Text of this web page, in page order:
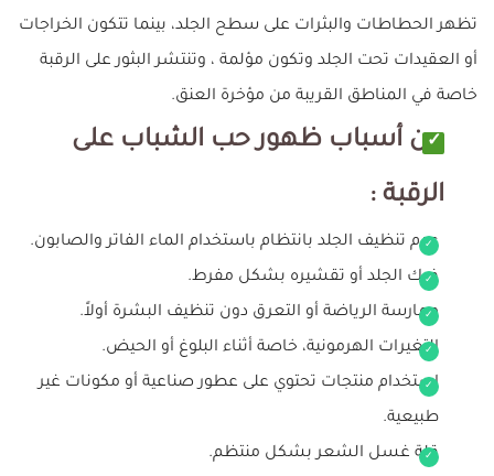
تظهر الحطاطات والبثرات على سطح الجلد، بينما تتكون الخراجات
أو العقيدات تحت الجلد وتكون مؤلمة ، وتنتشر البثور على الرقبة
خاصة في المناطق القريبة من مؤخرة العنق.
من أسباب ظهور حب الشباب على
الرقبة :
عدم تنظيف الجلد بانتظام باستخدام الماء الفاتر والصابون.
فرك الجلد أو تقشيره بشكل مفرط.
ممارسة الرياضة أو التعرق دون تنظيف البشرة أولاً.
التغيرات الهرمونية، خاصة أثناء البلوغ أو الحيض.
استخدام منتجات تحتوي على عطور صناعية أو مكونات غير
طبيعية.
قلة غسل الشعر بشكل منتظم.